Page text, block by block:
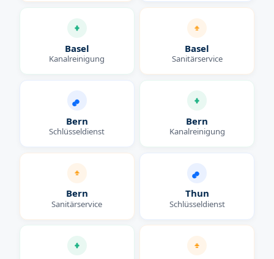
Basel
Kanalreinigung
Basel
Sanitärservice
Bern
Schlüsseldienst
Bern
Kanalreinigung
Bern
Sanitärservice
Thun
Schlüsseldienst